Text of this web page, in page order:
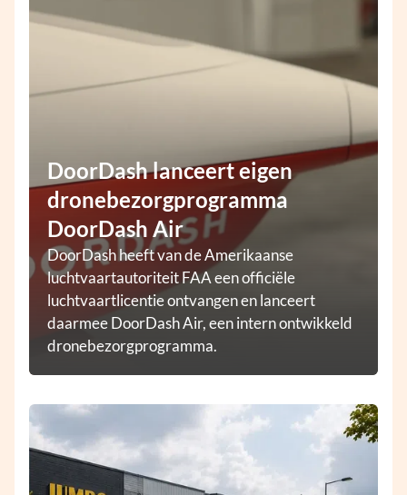
DoorDash lanceert eigen
dronebezorgprogramma
DoorDash Air
DoorDash heeft van de Amerikaanse
luchtvaartautoriteit FAA een officiële
luchtvaartlicentie ontvangen en lanceert
daarmee DoorDash Air, een intern ontwikkeld
dronebezorgprogramma.